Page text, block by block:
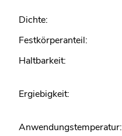
Dichte:
Festkörperanteil:
Haltbarkeit:
Ergiebigkeit:
Anwendungstemperatur: